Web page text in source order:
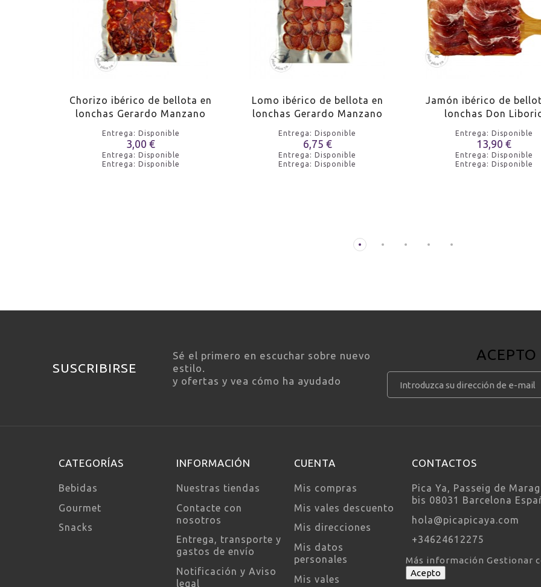
Chorizo ibérico de bellota en
lonchas Gerardo Manzano
Entrega: Disponible
3,00 €
Entrega: Disponible
Entrega: Disponible
Lomo ibérico de bellota en
lonchas Gerardo Manzano
Entrega: Disponible
6,75 €
Entrega: Disponible
Entrega: Disponible
Jamón ibérico de
lonchas Don
Entrega: Disponible
13,90 €
Entrega: Disponible
Entrega: Disponible
SUSCRIBIRSE
Sé el primero en escuchar sobre nuevo
estilo.
y ofertas y vea cómo ha ayudado
CATEGORÍAS
Bebidas
Gourmet
Snacks
INFORMACIÓN
Nuestras tiendas
Contacte con
nosotros
Entrega, transporte y
gastos de envío
Notificación y Aviso
legal
CUENTA
Mis compras
Mis vales descuento
Mis direcciones
Mis datos
personales
Mis vales
CONTACTOS
Pica Ya, Passeig de
bis 08031 Barcelona
hola@picapicaya.com
+34624612275
Más información Gestionar
Acepto